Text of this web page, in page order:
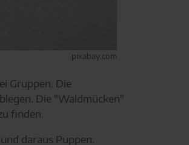
pixabay.com
Gruppen. Die
Die "Waldmücken"
finden.
daraus Puppen.